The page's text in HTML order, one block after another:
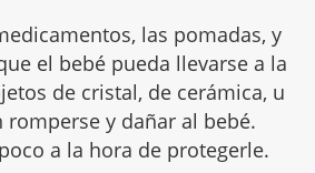
las pomadas, y
el bebé pueda llevarse a la
de cristal, de cerámica, u
y dañar al bebé.
a la hora de protegerle.